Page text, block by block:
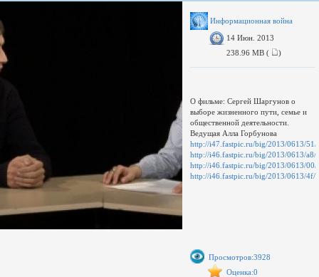
Информационная война
14 Июн. 2013
238.96 MB (
)
О фильме: Сергей Шаргунов о
выборе жизненного пути, семье и
общественной деятельности.
Ведущая Алла Горбунова
http://i47.fastpic.ru/big/2013/0613/
http://i46.fastpic.ru/big/2013/0613/a8/
http://i46.fastpic.ru/big/2013/0613/
http://i46.fastpic.ru/big/2013/0613/
Просмотров:3928
Оценка:0